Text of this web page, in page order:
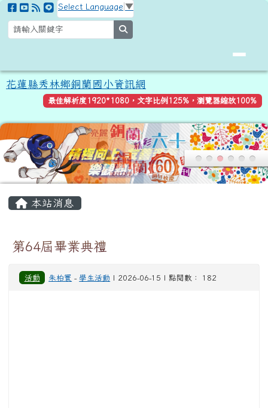
跳至主內容區
花蓮縣秀林鄉銅蘭國小資訊網
Select Language ▼
花蓮縣秀林鄉銅蘭國小資訊網
最佳解析度1920*1080，文字比例125%，瀏覽器縮放100%
本站消息
第64屆畢業典禮
活動 朱柏寰 - 學生活動 | 2026-06-15 | 點閱數： 182